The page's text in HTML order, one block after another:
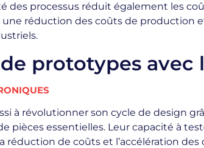
des processus réduit également les
réduction des coûts de production
prototypes avec
à révolutionner son cycle de design
pièces essentielles. Leur capacité à
de coûts et l’accélération